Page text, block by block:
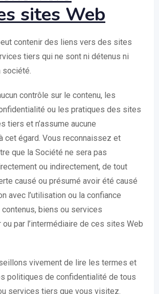
sites Web
contenir des liens vers des sites
tiers qui ne sont ni détenus ni
société.
contrôle sur le contenu, les
ou les pratiques des sites
tiers et n’assume aucune
cet égard. Vous reconnaissez et
que la Société ne sera pas
ou indirectement, de tout
causé ou présumé avoir été causé
avec l’utilisation ou la confiance
biens ou services
par l’intermédiaire de ces sites Web
vivement de lire les termes et
politiques de confidentialité de tous
services tiers que vous visitez.